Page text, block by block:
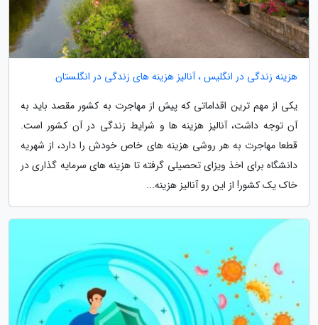
هزینه زندگی در انگلیس ، آنالیز هزینه های زندگی در انگلستان
یکی از مهم ترین اقداماتی که پیش از مهاجرت به کشور مقصد باید به
آن توجه داشت، آنالیز هزینه ها و شرایط زندگی در آن کشور است.
قطعا مهاجرت به هر روشی هزینه های خاص خودش را دارد، از شهریه
دانشگاه برای اخذ ویزای تحصیلی گرفته تا هزینه های سرمایه گذاری در
خاک یک کشور! از این رو آنالیز هزینه...